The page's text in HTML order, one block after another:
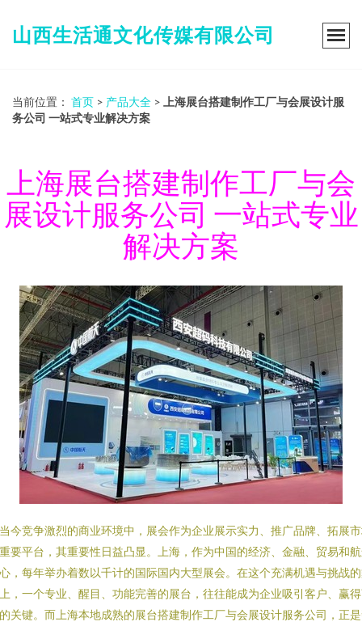
山西生活通文化传媒有限公司
当前位置： 首页 > 产品大全 >
上海展台搭建制作工厂与会展设计服
务公司 一站式专业解决方案
上海展台搭建制作工厂与会
展设计服务公司 一站式专业
解决方案
今竞争激烈的商业环境中，展会作为企业展示实力、推广品牌、拓展
要平台，其重要性日益凸显。上海，作为中国的经济、金融、贸易和
，每年举办着数以千计的国际国内大型展会。在这个充满机遇与挑战
，一个专业、醒目、功能完善的展台，往往能成为企业吸引客户、赢
关键。而上海本地成熟的展台搭建制作工厂与会展设计服务公司，正